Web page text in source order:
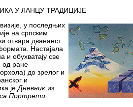
У ЛАНЦУ ТРАДИЦИЈЕ
у последњих
на српским
отвара дванаест
Настајала
и обухватају све
од ране
до зрелог и
и
је Дневник из
Портрети